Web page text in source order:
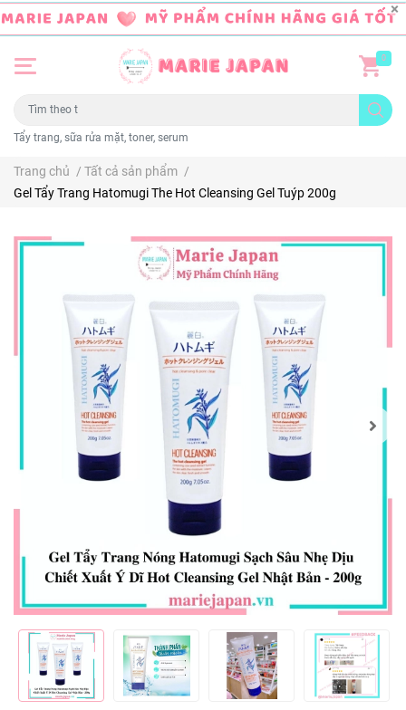
Tẩy trang, sữa rửa mặt, toner, serum
0
Trang chủ / Tất cả sản phẩm /
Gel Tẩy Trang Hatomugi The Hot Cleansing Gel Tuýp 200g